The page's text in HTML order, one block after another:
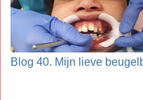
Blog 40. Mijn lieve